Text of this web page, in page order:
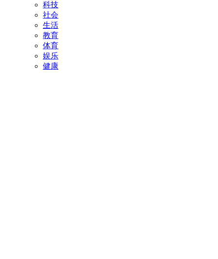
科技
社会
生活
教育
体育
娱乐
健康